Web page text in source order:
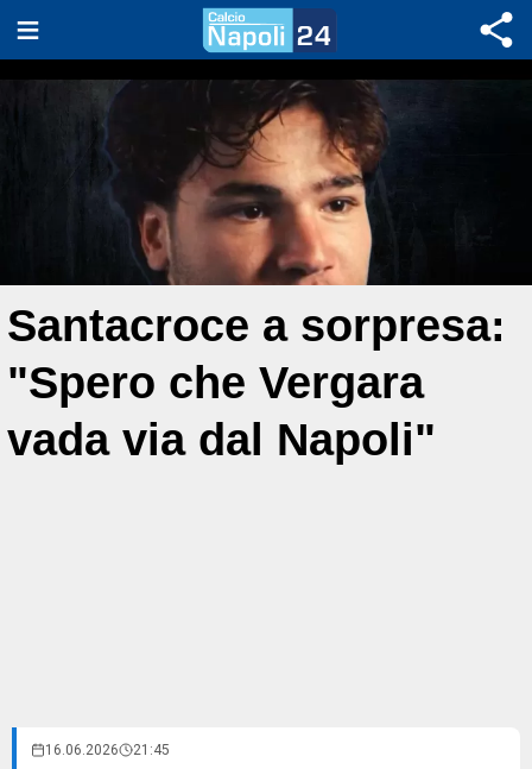
Santacroce a sorpresa:
"Spero che Vergara
vada via dal Napoli"
16.06.2026 21:45